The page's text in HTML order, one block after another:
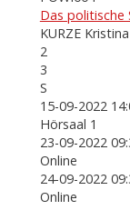
Das politische
KURZE Kristina
2
3
S
15-09-2022
Hörsaal 1
23-09-2022
Online
24-09-2022
Online